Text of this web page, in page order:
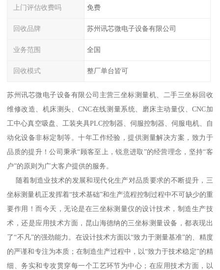
上门评估收费吗 免费
回收品牌 苏州讯芯微电子设备有限公司
业务范围 全国
回收模式 整厂单台皆可
苏州讯芯微电子设备有限公司主营三坐标测量机、二手三坐标回收
维修改造、机床测头、CNC在线测量系统、磨床主动量仪、CNC加
工中心真空吸盘、工装夹具PLC控制器、伺服控制器、伺服电机、自
动化设备非标定制等。十年工作经验，提供测量解决方案，致力于
品质的提升！公司秉承“顾客至上，锐意进取”的经营理念，坚持“客
户”的原则为广大客户提供的服务。
随着制造业技术的发展和现代化生产对品质要求的不断提升，三
坐标测量机正发挥着“技术基础”和生产流程控制过程中不可缺少的重
要作用！而今天，无论是在三坐标测量仪的设计技术，制造生产技
术，还是应用技术方面，昆山海德纳的三坐标测量设备，都表现出
了“不凡”的强劲能力。在设计技术方面以“致力于测量基准”的、精度
的严谨和专注为本质；在制造生产过程中，以“致力于技术稳定”的精
细、务实和专攻贯穿每一个工艺环节为中心；在应用技术方面，以